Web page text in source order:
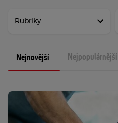
Nejnovější Nejpopulárnější
Rubriky